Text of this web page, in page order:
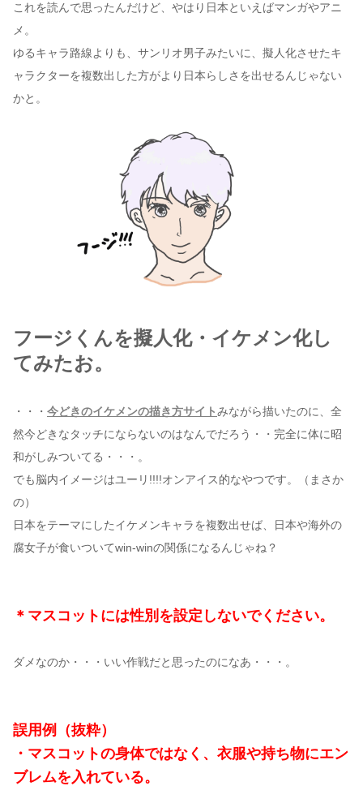
これを読んで思ったんだけど、やはり日本といえばマンガやアニ
メ。
ゆるキャラ路線よりも、サンリオ男子みたいに、擬人化させたキ
ャラクターを複数出した方がより日本らしさを出せるんじゃない
かと。
フージくんを擬人化・イケメン化し
てみたお。
・・・ 今どきのイケメンの描き方サイトみながら描いたのに、全
然今どきなタッチにならないのはなんでだろう・・完全に体に昭
和がしみついてる・・・。
でも脳内イメージはユーリ!!!!オンアイス的なやつです。（まさか
の）
日本をテーマにしたイケメンキャラを複数出せば、日本や海外の
腐女子が食いついてwin-winの関係になるんじゃね？
＊マスコットには性別を設定しないでください。
ダメなのか・・・いい作戦だと思ったのになあ・・・。
誤用例（抜粋）
・マスコットの身体ではなく、衣服や持ち物にエン
ブレムを入れている。